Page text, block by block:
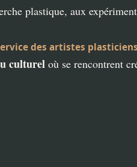
plastique, aux
des artistes plasticiens
culturel où se rencontrent